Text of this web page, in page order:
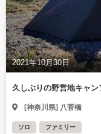
2021年10月30日
久しぶりの野営地キャン
[神奈川県] 八菅橋
ソロ ファミリー